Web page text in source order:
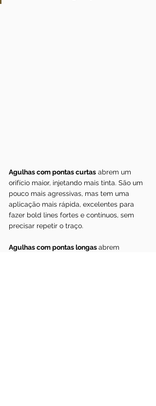
Agulhas com pontas curtas abrem um
orifício maior, injetando mais tinta. São um
pouco mais agressivas, mas tem uma
aplicação mais rápida, excelentes para
fazer bold lines fortes e contínuos, sem
precisar repetir o traço.
Agulhas com pontas longas abrem